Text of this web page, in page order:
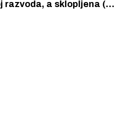
razvoda, a sklopljena (u